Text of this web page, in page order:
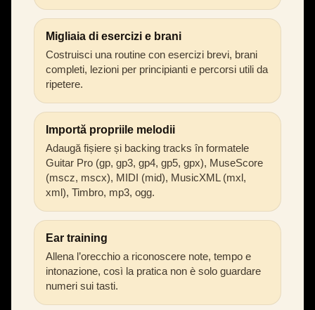
Migliaia di esercizi e brani
Costruisci una routine con esercizi brevi, brani
completi, lezioni per principianti e percorsi utili da
ripetere.
Importă propriile melodii
Adaugă fișiere și backing tracks în formatele
Guitar Pro (gp, gp3, gp4, gp5, gpx), MuseScore
(mscz, mscx), MIDI (mid), MusicXML (mxl,
xml), Timbro, mp3, ogg.
Ear training
Allena l’orecchio a riconoscere note, tempo e
intonazione, così la pratica non è solo guardare
numeri sui tasti.